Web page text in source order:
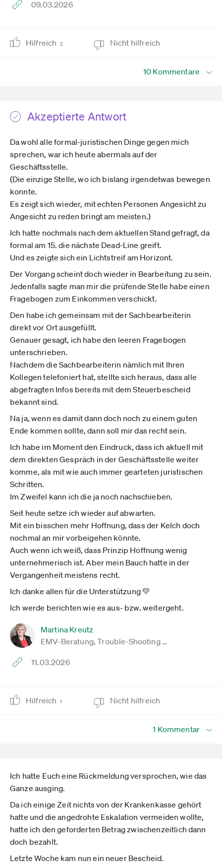
09.03.2026
Hilfreich 2 Nicht hilfreich
10 Kommentare
Akzeptierte Antwort
Da wohl alle formal-juristischen Dinge gegen mich
sprechen, war ich heute abermals auf der
Geschäftsstelle.
(Die einzige Stelle, wo ich bislang irgendetwas bewegen
konnte.
Es zeigt sich wieder, mit echten Personen Angesicht zu
Angesicht zu reden bringt am meisten.)
Ich hatte nochmals nach dem aktuellen Stand gefragt, da
formal am 15. die nächste Dead-Line greift.
Und es zeigte sich ein Lichtstreif am Horizont.
Der Vorgang scheint doch wieder in Bearbeitung zu sein.
Jedenfalls sagte man mir die prüfende Stelle habe einen
Fragebogen zum Einkommen verschickt.
Den habe ich gemeinsam mit der Sachbearbeiterin
direkt vor Ort ausgefüllt.
Genauer gesagt, ich habe den leeren Fragebogen
unterschrieben.
Nachdem die Sachbearbeiterin nämlich mit Ihren
Kollegen telefoniert hat, stellte sich heraus, dass alle
abgefragten Infos bereits mit dem Steuerbescheid
bekannt sind.
Na ja, wenn es damit dann doch noch zu einem guten
Ende kommen sollte, dann soll mir das recht sein.
Ich habe im Moment den Eindruck, dass ich aktuell mit
dem direkten Gespräch in der Geschäftsstelle weiter
komme, als mit wie auch immer gearteten juristischen
Schritten.
Im Zweifel kann ich die ja noch nachschieben.
Seit heute setze ich wieder auf abwarten.
Mit ein bisschen mehr Hoffnung, dass der Kelch doch
nochmal an mir vorbeigehen könnte.
Auch wenn ich weiß, dass Prinzip Hoffnung wenig
unternehmerisch ist. Aber mein Bauch hatte in der
Vergangenheit meistens recht.
Ich danke allen für die Unterstützung 💛
Ich werde berichten wie es aus- bzw. weitergeht.
Martina Kreutz
EMV-Beratung, Trouble-Shooting …
11.03.2026
Hilfreich 1 Nicht hilfreich
1 Kommentar
Ich hatte Euch eine Rückmeldung versprochen, wie das
Ganze ausging.
Da ich einige Zeit nichts von der Krankenkasse gehört
hatte und die angedrohte Eskalation vermeiden wollte,
hatte ich den geforderten Betrag zwischenzeitlich dann
doch bezahlt.
Letzte Woche kam nun ein neuer Bescheid.